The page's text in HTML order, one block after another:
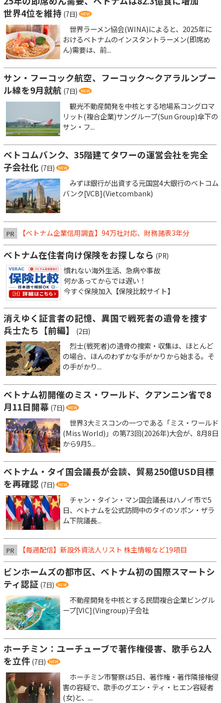
世界4位を維持 (7日)
世界ラーメン協会(WINA)によると、2025年に
おけるベトナムのインスタントラーメン(即席め
ん)需要は、前...
サン・フーコック航空、フーコック～クアラルンプー
ル線を9月就航 (7日)
観光不動産開発を中核とする地場系コングロマ
リット(複合企業)サングループ(Sun Group)傘下の
サン・フ...
ベトコムバンク、35階建てタワーの運営会社を完全
子会社化 (7日)
みずほ銀行が出資する元国営4大銀行のベトコム
バンク[VCB](Vietcombank)
PR 【ベトナム企業信用調査】94万社対応、財務諸表3年分
ベトナム在住者向け保険をお探しなら (PR)
慣れない海外生活、急病や事故
何かあってからでは遅い！
今すぐ保険加入【保険比較サイト】
消えゆく証言者の記憶、異国で戦死者の遺骨を捜す
兵士たち【前編】
(2日)
烈士(戦死者)の遺骨の捜索・収集は、ほとんど
の場合、ほんのわずかな手がかりから始まる。そ
の手がかり...
ベトナム初開催のミス・ワールド、クアンニン省で8
月11日開幕 (7日)
世界3大ミスコンの一つである「ミス・ワールド
(Miss World)」の第73回(2026年)大会が、8月8日
から9月5...
ベトナム・タイ国会議長が会談、貿易250億USD目標
を再確認 (7日)
チャン・タイン・マン国会議長はハノイ市で5
日、ベトナムを公式訪問中のタイのソポン・ザラ
ム下院議長...
PR 【毎週配信】新設外資法人リスト 株主情報など19項目
ビンホームズの都市区、ベトナム初の国際スマートシ
ティ認証 (7日)
不動産開発を中核とする民間複合企業ビングル
ープ[VIC](Vingroup)子会社
ホーチミン：ユーチューブで著作権侵害、歌手ら2人
を立件 (7日)
ホーチミン市警察は5日、著作権・著作隣接権侵
害の容疑で、歌手のグエン・ティ・ヒエン容疑者
(女)と、...